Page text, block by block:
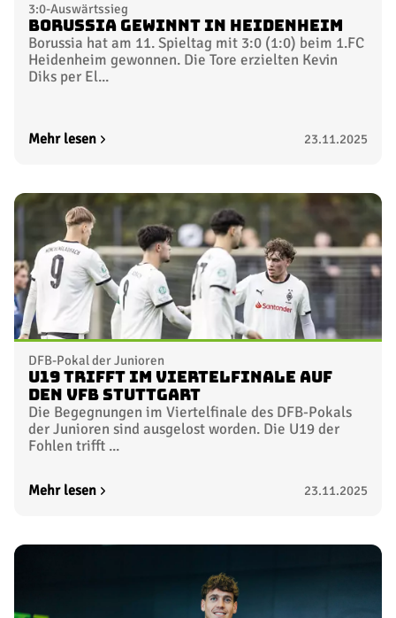
3:0-Auswärtssieg
Borussia gewinnt in Heidenheim
Borussia hat am 11. Spieltag mit 3:0 (1:0) beim 1.FC
Heidenheim gewonnen. Die Tore erzielten Kevin
Diks per El...
Mehr lesen 23.11.2025
DFB-Pokal der Junioren
U19 trifft im Viertelfinale auf
den VfB Stuttgart
Die Begegnungen im Viertelfinale des DFB-Pokals
der Junioren sind ausgelost worden. Die U19 der
Fohlen trifft ...
Mehr lesen 23.11.2025